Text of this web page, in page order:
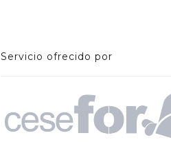
Servicio ofrecido por